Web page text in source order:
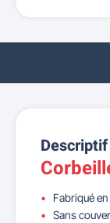
Fabriqué
Sans